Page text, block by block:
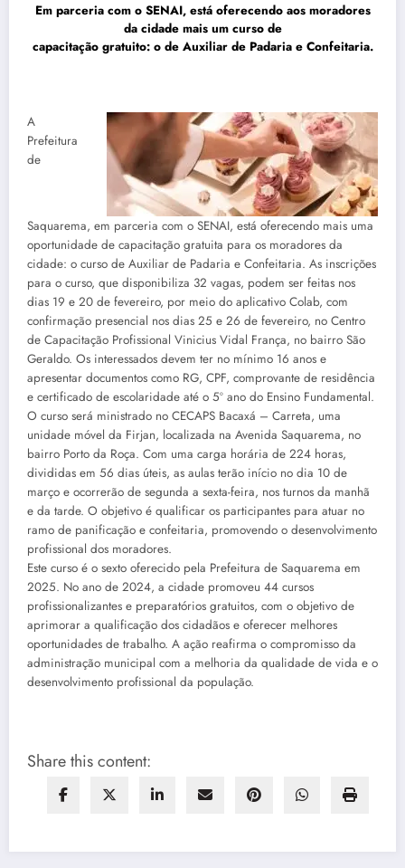
Em parceria com o SENAI, está oferecendo aos moradores
da cidade mais um curso de
capacitação gratuito: o de Auxiliar de Padaria e Confeitaria.
A
Prefeitura
de
Saquarema, em parceria com o SENAI, está oferecendo mais uma
oportunidade de capacitação gratuita para os moradores da
cidade: o curso de Auxiliar de Padaria e Confeitaria. As inscrições
para o curso, que disponibiliza 32 vagas, podem ser feitas nos
dias 19 e 20 de fevereiro, por meio do aplicativo Colab, com
confirmação presencial nos dias 25 e 26 de fevereiro, no Centro
de Capacitação Profissional Vinicius Vidal França, no bairro São
Geraldo. Os interessados devem ter no mínimo 16 anos e
apresentar documentos como RG, CPF, comprovante de residência
e certificado de escolaridade até o 5º ano do Ensino Fundamental.
O curso será ministrado no CECAPS Bacaxá – Carreta, uma
unidade móvel da Firjan, localizada na Avenida Saquarema, no
bairro Porto da Roça. Com uma carga horária de 224 horas,
divididas em 56 dias úteis, as aulas terão início no dia 10 de
março e ocorrerão de segunda a sexta-feira, nos turnos da manhã
e da tarde. O objetivo é qualificar os participantes para atuar no
ramo de panificação e confeitaria, promovendo o desenvolvimento
profissional dos moradores.
Este curso é o sexto oferecido pela Prefeitura de Saquarema em
2025. No ano de 2024, a cidade promoveu 44 cursos
profissionalizantes e preparatórios gratuitos, com o objetivo de
aprimorar a qualificação dos cidadãos e oferecer melhores
oportunidades de trabalho. A ação reafirma o compromisso da
administração municipal com a melhoria da qualidade de vida e o
desenvolvimento profissional da população.
Share this content: